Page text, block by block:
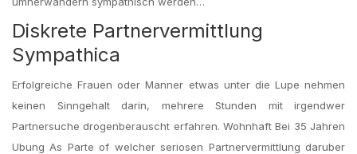
Diskrete Partnervermittlung
Sympathica
Erfolgreiche Frauen oder Manner etwas unter die Lupe nehmen
keinen Sinngehalt darin, mehrere Stunden mit irgendwer
Partnersuche drogenberauscht erfahren. Wohnhaft Bei 35 Jahren
Ubung As Parte of welcher seriosen Partnervermittlung daruber